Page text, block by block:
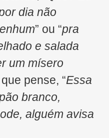
dia não
” ou “pra
e salada
um mísero
pense, “Essa
branco,
alguém avisa